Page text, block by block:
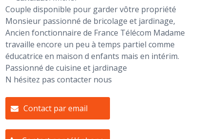
Couple disponible pour garder vôtre propriété
Monsieur passionné de bricolage et jardinage,
Ancien fonctionnaire de France Télécom Madame
travaille encore un peu à temps partiel comme
éducatrice en maison d enfants mais en intérim.
Passionné de cuisine et jardinage
N hésitez pas contacter nous
Contact par email